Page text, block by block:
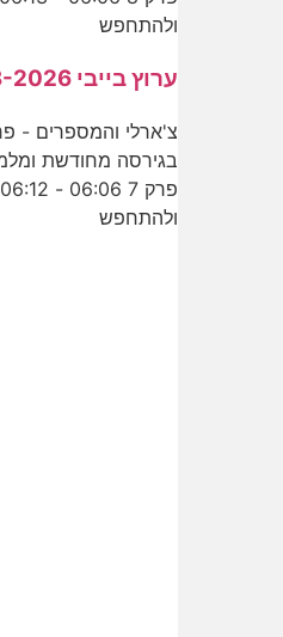
ולהתחפש
ערוץ בייבי 05-08-2026
בגירסה מחודשת
ולהתחפש